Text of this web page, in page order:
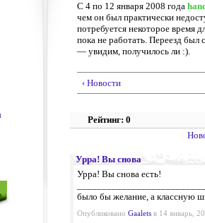
С 4 по 12 января 2008 года
чем он был практически
потребуется некоторое время
пока не работать. Переезд был
— увидим, получилось ли :).
‹ Новости
Рейтинг: 0
Урра! Вы снова
Урра! Вы снова есть!
было бы желание, а классную
Опубликовано Gaalets в 14 январь,